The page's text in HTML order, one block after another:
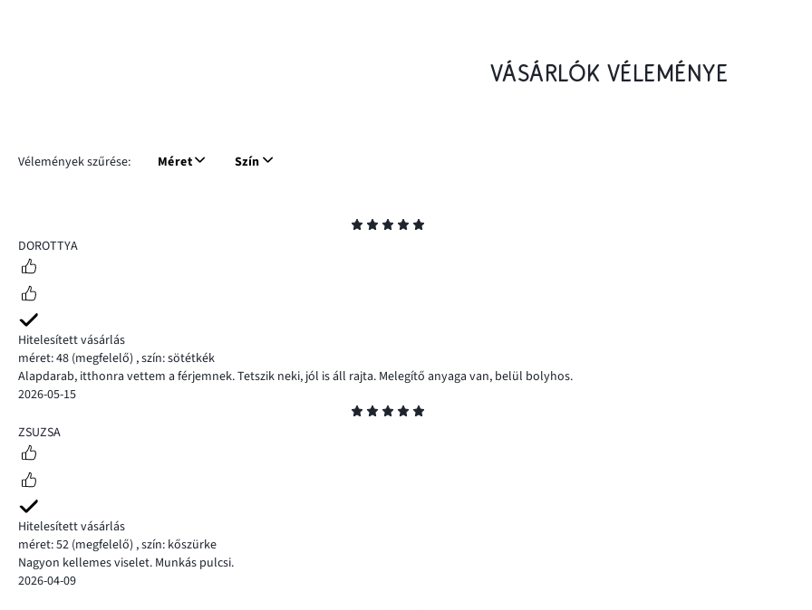
VÁSÁRLÓK VÉLEMÉNYE
Vélemények szűrése: Méret Szín
5
DOROTTYA
Hitelesített vásárlás
méret: 48 (megfelelő) ,szín: sötétkék
Alapdarab, itthonra vettem a férjemnek. Tetszik neki, jól is áll rajta. Melegítő anyaga van, belül bolyhos.
2026-05-15
5
ZSUZSA
Hitelesített vásárlás
méret: 52 (megfelelő) ,szín: kőszürke
Nagyon kellemes viselet. Munkás pulcsi.
2026-04-09